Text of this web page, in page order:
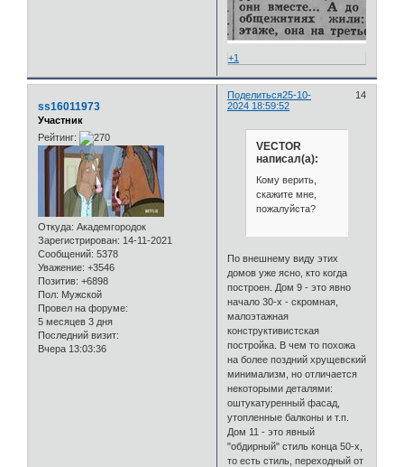
+1
Поделиться 14
25-10-
2024 18:59:52
ss16011973
Участник
Рейтинг:
Откуда: Академгородок
Зарегистрирован: 14-11-2021
Сообщений: 5378
Уважение: +3546
Позитив: +6898
Пол: Мужской
Провел на форуме:
5 месяцев 3 дня
Последний визит:
Вчера 13:03:36
VECTOR
написал(а):
Кому верить,
скажите мне,
пожалуйста?
По внешнему виду этих
домов уже ясно, кто когда
построен. Дом 9 - это явно
начало 30-х - скромная,
малоэтажная
конструктивистская
постройка. В чем то похожа
на более поздний хрущевский
минимализм, но отличается
некоторыми деталями:
оштукатуренный фасад,
утопленные балконы и т.п.
Дом 11 - это явный
"обдирный" стиль конца 50-х,
то есть стиль, переходный от